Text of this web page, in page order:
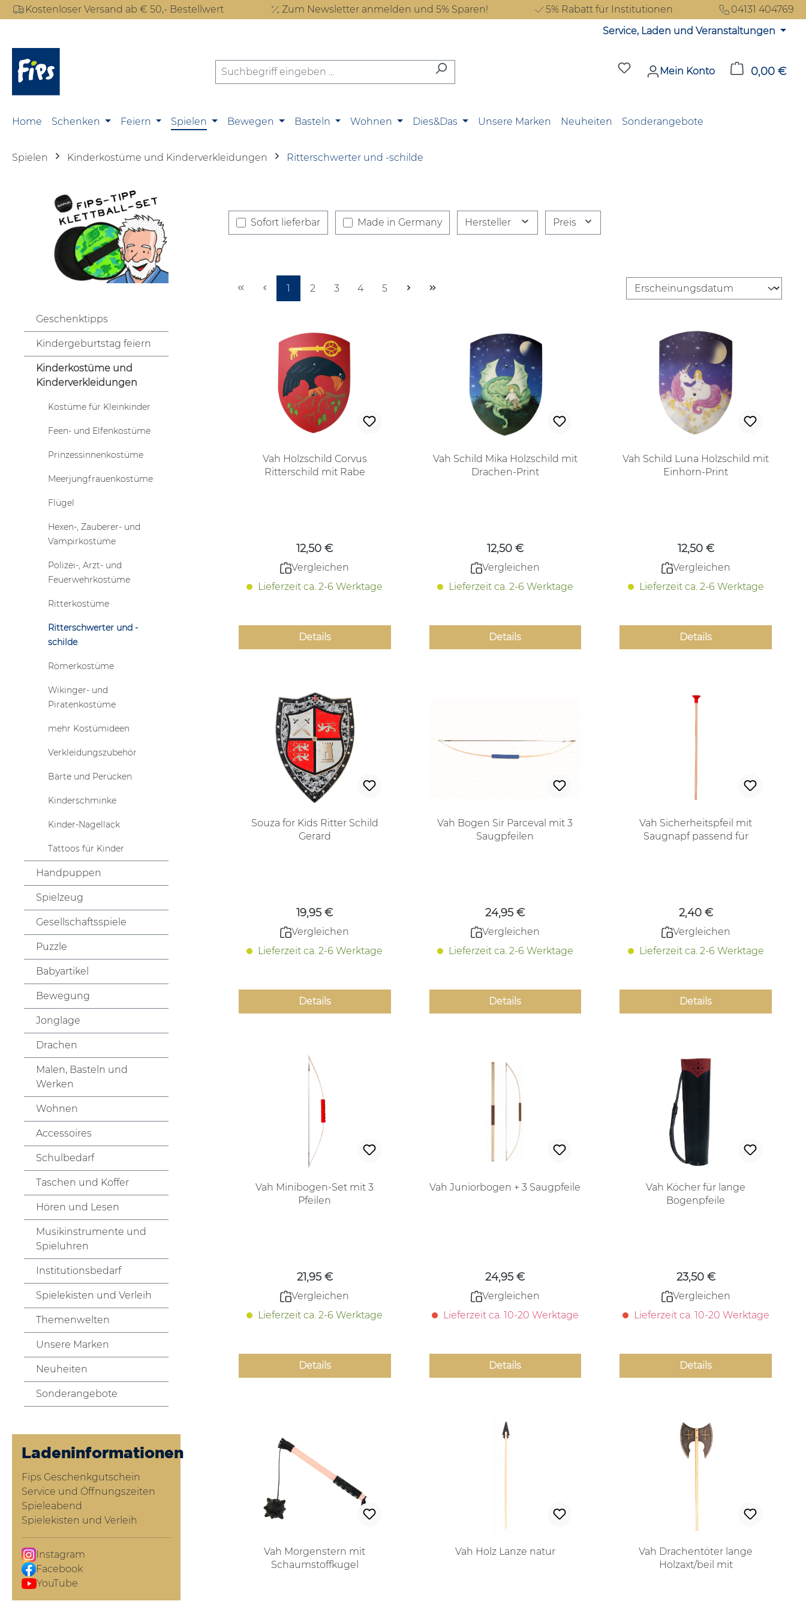
Hauptinhalt springen
Zur Suche springen
Zur Hauptnavigation springen
Kostenloser Versand ab € 50,- Bestellwert Zum Newsletter anmelden und 5% Sparen! 5% Rabatt für Institutionen
04131 404769
Service, Laden und Veranstaltungen
Du hast 0 Produkte auf dem
Mein Konto 0,00 €
Home Schenken Feiern Spielen Bewegen Basteln Wohnen Dies&Das Unsere Marken Neuheiten Sonderangebote
Spielen Kinderkostüme und Kinderverkleidungen Ritterschwerter und -schilde
Geschenktipps
Kindergeburtstag feiern
Kinderkostüme und
Kinderverkleidungen
Kostüme für Kleinkinder
Feen- und Elfenkostüme
Prinzessinnenkostüme
Meerjungfrauenkostüme
Flügel
Hexen-, Zauberer- und
Vampirkostüme
Polizei-, Arzt- und
Feuerwehrkostüme
Ritterkostüme
Ritterschwerter und -
schilde
Römerkostüme
Wikinger- und
Piratenkostüme
mehr Kostümideen
Verkleidungszubehör
Bärte und Perücken
Kinderschminke
Kinder-Nagellack
Tattoos für Kinder
Handpuppen
Spielzeug
Gesellschaftsspiele
Puzzle
Babyartikel
Bewegung
Jonglage
Drachen
Malen, Basteln und
Werken
Wohnen
Accessoires
Schulbedarf
Taschen und Koffer
Hören und Lesen
Musikinstrumente und
Spieluhren
Institutionsbedarf
Spielekisten und Verleih
Themenwelten
Unsere Marken
Neuheiten
Sonderangebote
Ladeninformationen
Fips Geschenkgutschein
Service und Öffnungszeiten
Spieleabend
Spielekisten und Verleih
Instagram
Facebook
YouTube
Sofort lieferbar Made in Germany Hersteller Preis
Seite
1 Seite
2 Seite
3 Seite
4 Seite
5
Vah Holzschild Corvus
Ritterschild mit Rabe
12,50 €
Vergleichen
Lieferzeit ca. 2-6 Werktage
Details
Vah Schild Mika Holzschild mit
Drachen-Print
12,50 €
Vergleichen
Lieferzeit ca. 2-6 Werktage
Details
Vah Schild Luna Holzschild mit
Einhorn-Print
12,50 €
Vergleichen
Lieferzeit ca. 2-6 Werktage
Details
Souza for Kids Ritter Schild
Gerard
19,95 €
Vergleichen
Lieferzeit ca. 2-6 Werktage
Details
Vah Bogen Sir Parceval mit 3
Saugpfeilen
24,95 €
Vergleichen
Lieferzeit ca. 2-6 Werktage
Details
Vah Sicherheitspfeil mit
Saugnapf passend für
2,40 €
Vergleichen
Lieferzeit ca. 2-6 Werktage
Details
Vah Minibogen-Set mit 3
Pfeilen
21,95 €
Vergleichen
Lieferzeit ca. 2-6 Werktage
Details
Vah Juniorbogen + 3 Saugpfeile
24,95 €
Vergleichen
Lieferzeit ca. 10-20 Werktage
Details
Vah Köcher für lange
Bogenpfeile
23,50 €
Vergleichen
Lieferzeit ca. 10-20 Werktage
Details
Vah Morgenstern mit
Schaumstoffkugel
Vah Holz Lanze natur
Vah Drachentöter lange
Holzaxt/beil mit